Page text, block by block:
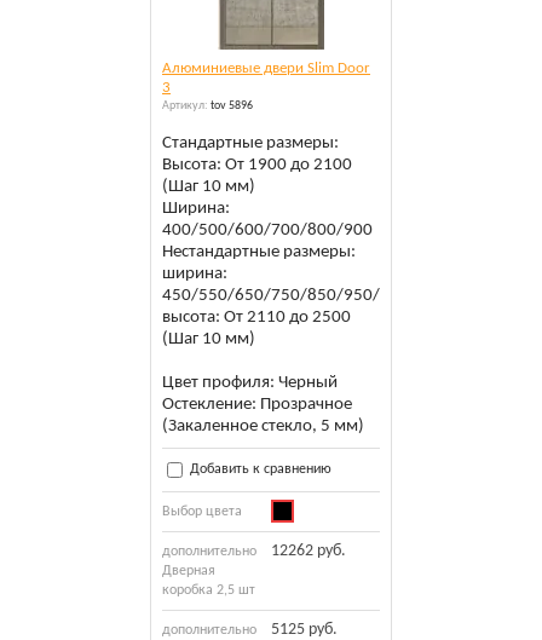
Алюминиевые двери Slim Door
3
Артикул: tov 5896
Стандартные размеры:
Высота: От 1900 до 2100
(Шаг 10 мм)
Ширина:
400/500/600/700/800/900
Нестандартные размеры:
ширина:
450/550/650/750/850/950/1000
высота: От 2110 до 2500
(Шаг 10 мм)
Цвет профиля: Черный
Остекление: Прозрачное
(Закаленное стекло, 5 мм)
Добавить к сравнению
Выбор цвета
дополнительно
Дверная
коробка 2,5 шт
12262 руб.
дополнительно
5125 руб.